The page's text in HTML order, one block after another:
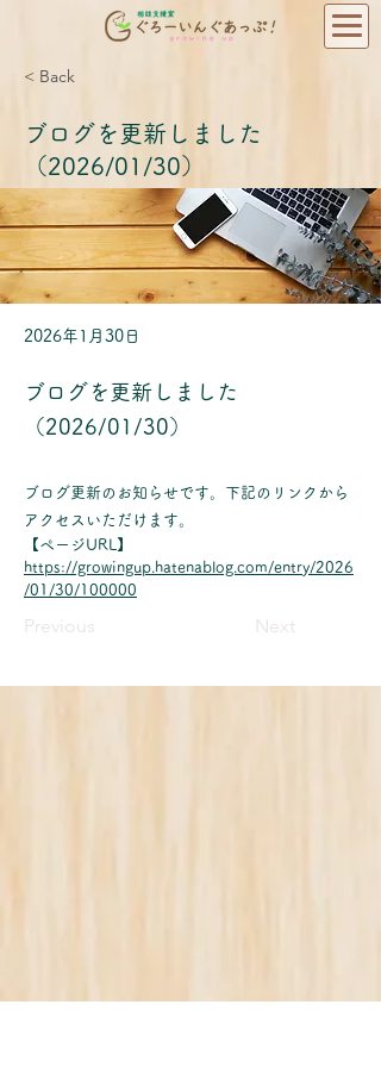
< Back
ブログを更新しました
（2026/01/30）
2026年1月30日
ブログを更新しました
（2026/01/30）
ブログ更新のお知らせです。下記のリンクから
アクセスいただけます。
【ページURL】
https://growingup.hatenablog.com/entry/2026
/01/30/100000
Previous Next